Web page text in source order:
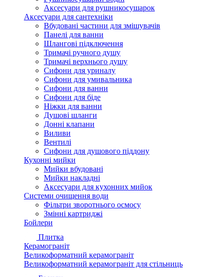
Аксесуари для рушникосушарок
Аксесуари для сантехніки
Вбудовані частини для змішувачів
Панелі для ванни
Шлангові підключення
Тримачі ручного душу
Тримачі верхнього душу
Сифони для уриналу
Сифони для умивальника
Сифони для ванни
Сифони для біде
Ніжки для ванни
Душові шланги
Донні клапани
Виливи
Вентилі
Сифони для душового піддону
Кухонні мийки
Мийки вбудовані
Мийки накладні
Аксесуари для кухонних мийок
Системи очищення води
Фільтри зворотнього осмосу
Змінні картриджі
Бойлери
Плитка
Керамограніт
Великоформатний керамограніт
Великоформатний керамограніт для стільниць